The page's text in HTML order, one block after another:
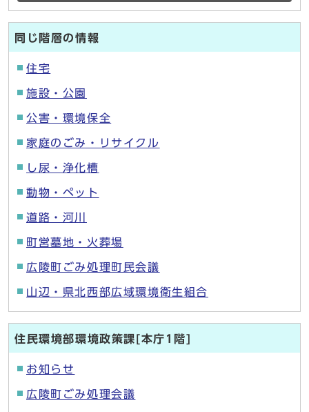
同じ階層の情報
住宅
施設・公園
公害・環境保全
家庭のごみ・リサイクル
し尿・浄化槽
動物・ペット
道路・河川
町営墓地・火葬場
広陵町ごみ処理町民会議
山辺・県北西部広域環境衛生組合
住民環境部環境政策課[本庁1階]
お知らせ
広陵町ごみ処理会議